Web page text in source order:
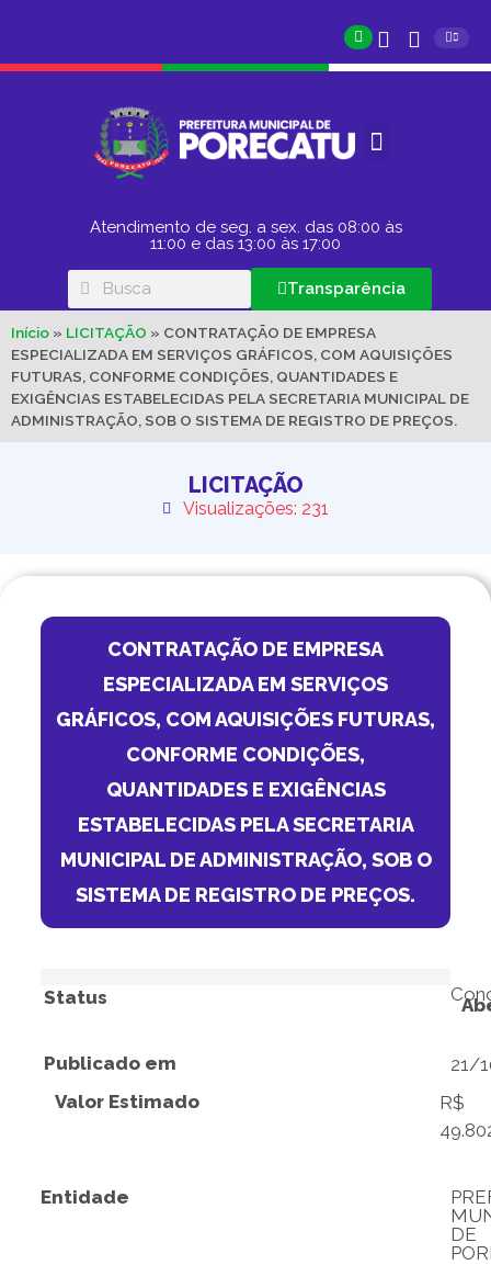
Atendimento de seg. a sex. das 08:00 às
11:00 e das 13:00 às 17:00
Transparência
Início » LICITAÇÃO » CONTRATAÇÃO DE EMPRESA
ESPECIALIZADA EM SERVIÇOS GRÁFICOS, COM AQUISIÇÕES
FUTURAS, CONFORME CONDIÇÕES, QUANTIDADES E
EXIGÊNCIAS ESTABELECIDAS PELA SECRETARIA MUNICIPAL DE
ADMINISTRAÇÃO, SOB O SISTEMA DE REGISTRO DE PREÇOS.
LICITAÇÃO
Visualizações: 231
CONTRATAÇÃO DE EMPRESA
ESPECIALIZADA EM SERVIÇOS
GRÁFICOS, COM AQUISIÇÕES FUTURAS,
CONFORME CONDIÇÕES,
QUANTIDADES E EXIGÊNCIAS
ESTABELECIDAS PELA SECRETARIA
MUNICIPAL DE ADMINISTRAÇÃO, SOB O
SISTEMA DE REGISTRO DE PREÇOS.
Status
Publicado em
21/
Valor Estimado
R$
Entidade
DE